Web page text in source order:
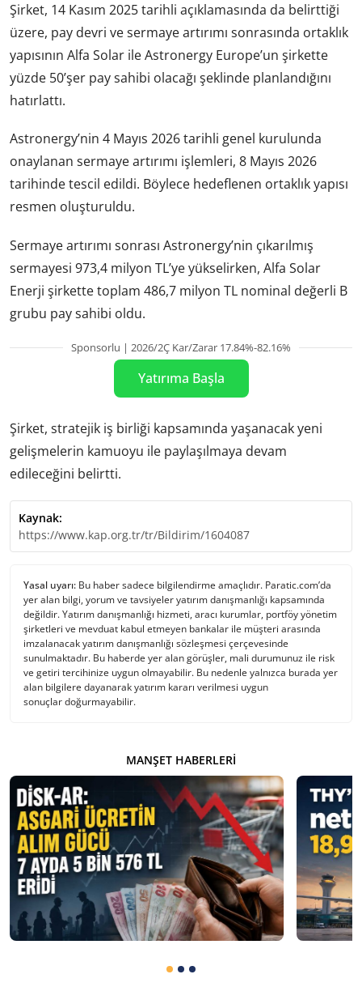
Şirket, 14 Kasım 2025 tarihli açıklamasında da belirttiği
üzere, pay devri ve sermaye artırımı sonrasında ortaklık
yapısının Alfa Solar ile Astronergy Europe’un şirkette
yüzde 50’şer pay sahibi olacağı şeklinde planlandığını
hatırlattı.
Astronergy’nin 4 Mayıs 2026 tarihli genel kurulunda
onaylanan sermaye artırımı işlemleri, 8 Mayıs 2026
tarihinde tescil edildi. Böylece hedeflenen ortaklık yapısı
resmen oluşturuldu.
Sermaye artırımı sonrası Astronergy’nin çıkarılmış
sermayesi 973,4 milyon TL’ye yükselirken, Alfa Solar
Enerji şirkette toplam 486,7 milyon TL nominal değerli B
grubu pay sahibi oldu.
Sponsorlu | 2026/2Ç Kar/Zarar 17.84%-82.16%
Yatırıma Başla
Şirket, stratejik iş birliği kapsamında yaşanacak yeni
gelişmelerin kamuoyu ile paylaşılmaya devam
edileceğini belirtti.
Kaynak:
https://www.kap.org.tr/tr/Bildirim/1604087
Yasal uyarı: Bu haber sadece bilgilendirme amaçlıdır. Paratic.com’da
yer alan bilgi, yorum ve tavsiyeler yatırım danışmanlığı kapsamında
değildir. Yatırım danışmanlığı hizmeti, aracı kurumlar, portföy yönetim
şirketleri ve mevduat kabul etmeyen bankalar ile müşteri arasında
imzalanacak yatırım danışmanlığı sözleşmesi çerçevesinde
sunulmaktadır. Bu haberde yer alan görüşler, mali durumunuz ile risk
ve getiri tercihinize uygun olmayabilir. Bu nedenle yalnızca burada yer
alan bilgilere dayanarak yatırım kararı verilmesi uygun
sonuçlar doğurmayabilir.
MANŞET HABERLERI